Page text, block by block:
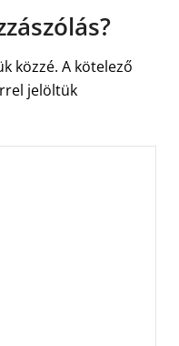
közzé. A kötelező
jelöltük